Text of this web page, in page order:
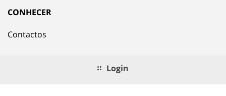
CONHECER
Contactos
Login